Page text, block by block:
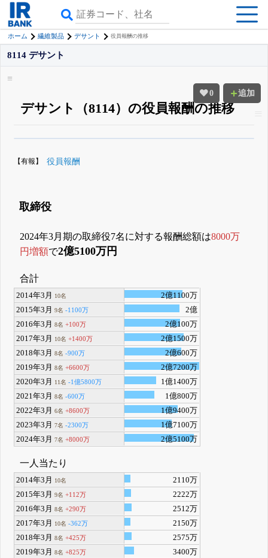
ホーム 繊維製品 デサント 役員報酬の推移
0 追加
8114 デサント
デサント（8114）の役員報酬の推移
く追える
【有報】 役員報酬
取締役
2024年3月期の取締役7名に対する報酬総額は8000万
円増額で2億5100万円
合計
2014年3月 10名
2億1100万
2015年3月9名 -1100万
2億
2016年3月8名 +100万
2億100万
2017年3月
10名 +1400万
2億1500万
2018年3月8名 -900万
2億600万
2019年3月8名 +6600万
2億7200万
2020年3月
11名 -1億5800万
1億1400万
2021年3月8名 -600万
1億800万
2022年3月6名 +8600万
1億9400万
2023年3月7名 -2300万
1億7100万
2024年3月7名 +8000万 2億5100万
一人当たり
2014年3月 10名
2110万
2015年3月9名 +112万
2222万
2016年3月8名 +290万
2512万
2017年3月
10名 -362万
2150万
2018年3月8名 +425万
2575万
2019年3月8名 +825万
3400万